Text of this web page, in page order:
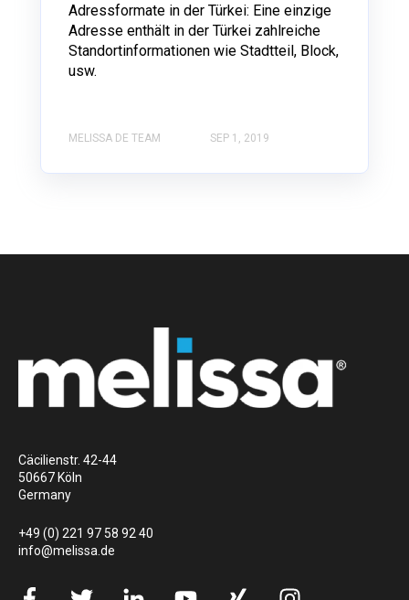
Adressformate in der Türkei: Eine einzige
Adresse enthält in der Türkei zahlreiche
Standortinformationen wie Stadtteil, Block,
usw.
MELISSA DE TEAM SEP 1, 2019
Cäcilienstr. 42-44
50667 Köln
Germany
+49 (0) 221 97 58 92 40
info@melissa.de